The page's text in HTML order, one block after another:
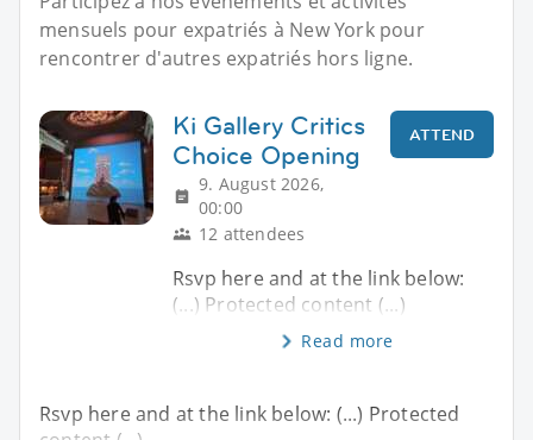
mensuels pour expatriés à New York pour
rencontrer d'autres expatriés hors ligne.
Ki Gallery Critics
Choice Opening
9. August 2026,
00:00
12 attendees
ATTEND
Rsvp here and at the link below:
(...) Protected content (...)
Read more
Rsvp here and at the link below: (...) Protected